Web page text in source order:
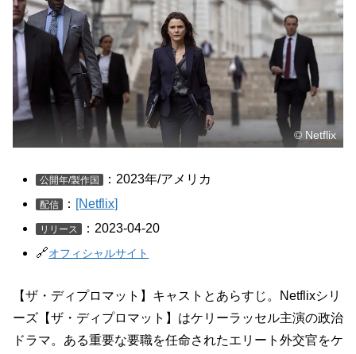
© Netflix
公開年/製作国 ：2023年/アメリカ
配信 ： [Netflix]
リリース
：2023-04-20
🔗オフィシャルサイト
【ザ・ディプロマット】キャストとあらすじ。Netflixシリ
ーズ【ザ・ディプロマット】はケリーラッセル主演の政治
ドラマ。ある重要な要職を任命されたエリート外交官をケ